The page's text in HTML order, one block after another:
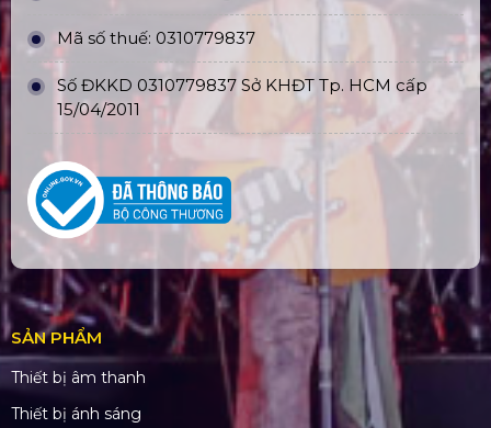
Mã số thuế: 0310779837
Số ĐKKD 0310779837 Sở KHĐT Tp. HCM cấp
15/04/2011
SẢN PHẨM
Thiết bị âm thanh
Thiết bị ánh sáng